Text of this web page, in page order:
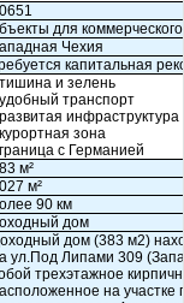
для
Чехия
капитальная
тишина и зелень
транспорт
инфраструктура
зона
с Германией
м²
м²
90 км
дом
дом (383 м2)
ул.Под Липами 309
трехэтажное
на